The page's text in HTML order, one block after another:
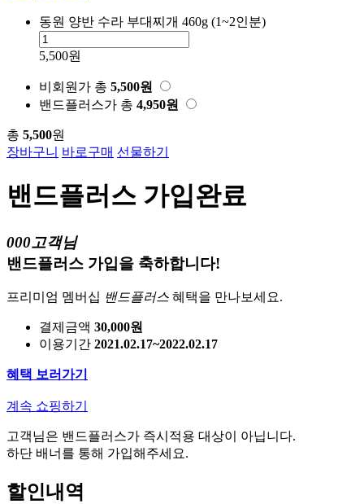
동원 양반 수라 부대찌개 460g (1~2인분)
5,500원
비회원가 총 5,500원
밴드플러스가 총 4,950원
총 5,500원
장바구니 바로구매 선물하기
밴드플러스 가입완료
000고객님
밴드플러스 가입을 축하합니다!
프리미엄 멤버십 밴드플러스 혜택을 만나보세요.
결제금액 30,000원
이용기간 2021.02.17~2022.02.17
혜택 보러가기
계속 쇼핑하기
고객님은 밴드플러스가 즉시적용 대상이 아닙니다.
하단 배너를 통해 가입해주세요.
할인내역